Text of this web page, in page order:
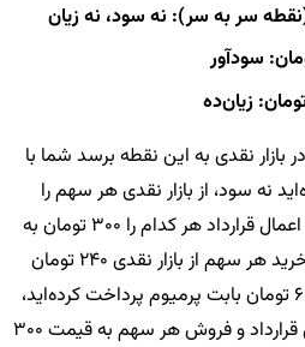
: نه سود، نه زیان
: سودآور
: زیان‌ده
بازار نقدی به این نقطه برسد شما با
نه سود، از بازار نقدی هر سهم را
240 تومان می‌خرید و سپس با اعمال قرارداد هر کدام را 300 تومان به
(بابت خرید هر سهم از بازار نقدی 240 تومان
پرداخت می‌کنید و از قبل هم 60 تومان بابت پرمیوم پرداخت کرده‌اید،
مجموعا 300 تومان که با اعمال قرارداد و فروش هر سهم به قیمت 300